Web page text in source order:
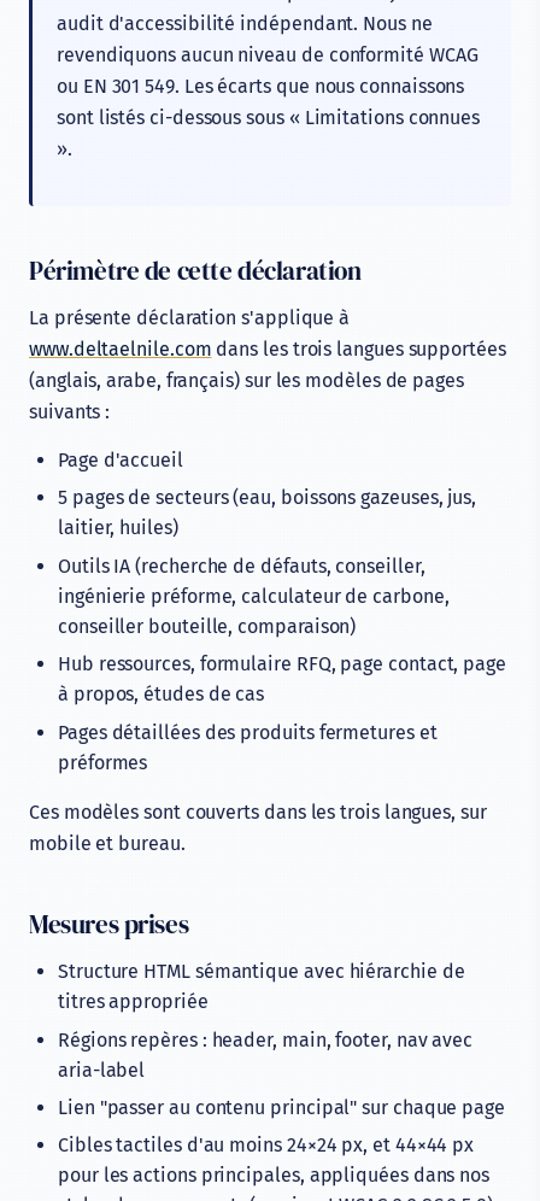
audit d'accessibilité indépendant. Nous ne
revendiquons aucun niveau de conformité WCAG
ou EN 301 549. Les écarts que nous connaissons
sont listés ci-dessous sous « Limitations connues
».
Périmètre de cette déclaration
La présente déclaration s'applique à
www.deltaelnile.com dans les trois langues supportées
(anglais, arabe, français) sur les modèles de pages
suivants :
Page d'accueil
5 pages de secteurs (eau, boissons gazeuses, jus,
laitier, huiles)
Outils IA (recherche de défauts, conseiller,
ingénierie préforme, calculateur de carbone,
conseiller bouteille, comparaison)
Hub ressources, formulaire RFQ, page contact, page
à propos, études de cas
Pages détaillées des produits fermetures et
préformes
Ces modèles sont couverts dans les trois langues, sur
mobile et bureau.
Mesures prises
Structure HTML sémantique avec hiérarchie de
titres appropriée
Régions repères : header, main, footer, nav avec
aria-label
Lien "passer au contenu principal" sur chaque page
Cibles tactiles d'au moins 24×24 px, et 44×44 px
pour les actions principales, appliquées dans nos